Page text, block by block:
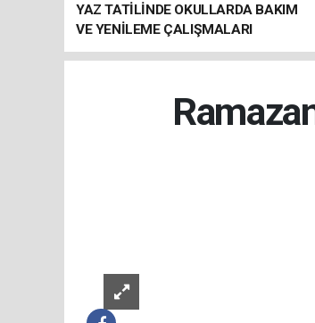
YAZ TATİLİNDE OKULLARDA BAKIM
VE YENİLEME ÇALIŞMALARI
SÜRÜYOR